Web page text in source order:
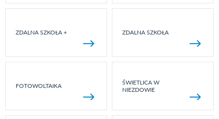
ZDALNA SZKOŁA + ZDALNA SZKOŁA
FOTOWOLTAIKA
ŚWIETLICA W
NIEZDOWIE